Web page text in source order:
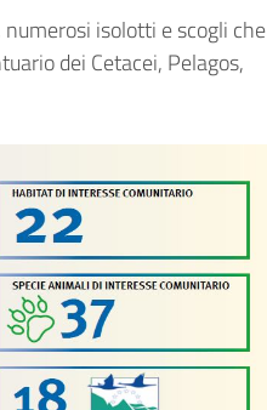
isolotti e scogli che
dei Cetacei, Pelagos,